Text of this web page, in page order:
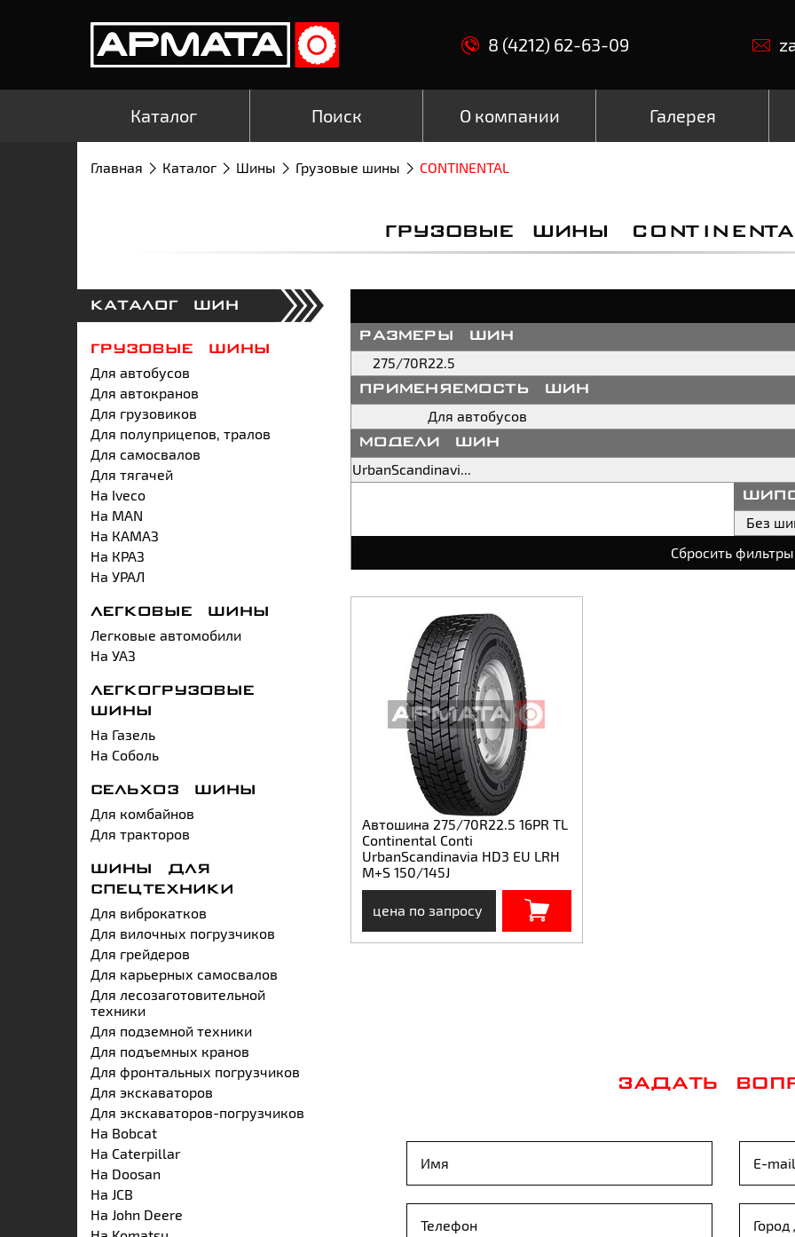
8 (4212) 62-63-09
Каталог Поиск О компании Галерея
Главная Каталог Шины Грузовые шины CONTINENTAL
ГРУЗОВЫЕ ШИНЫ
КАТАЛОГ ШИН
ГРУЗОВЫЕ ШИНЫ
Для автобусов
Для автокранов
Для грузовиков
Для полуприцепов, тралов
Для самосвалов
Для тягачей
На Iveco
На MAN
На КАМАЗ
На КРАЗ
На УРАЛ
ЛЕГКОВЫЕ ШИНЫ
Легковые автомобили
На УАЗ
ЛЕГКОГРУЗОВЫЕ
ШИНЫ
На Газель
На Соболь
СЕЛЬХОЗ ШИНЫ
Для комбайнов
Для тракторов
ШИНЫ ДЛЯ
СПЕЦТЕХНИКИ
Для виброкатков
Для вилочных погрузчиков
Для грейдеров
Для карьерных самосвалов
Для лесозаготовительной
техники
Для подземной техники
Для подъемных кранов
Для фронтальных погрузчиков
Для экскаваторов
Для экскаваторов-погрузчиков
На Bobcat
На Caterpillar
На Doosan
На JCB
На John Deere
размеры шин
275/70R22.5
применяемость шин
Для автобусов
модели шин
Без
Сбросить фильтры
Автошина 275/70R22.5 16PR TL
Continental Conti
UrbanScandinavia HD3 EU LRH
M+S 150/145J
цена по запросу
ЗАДАТЬ